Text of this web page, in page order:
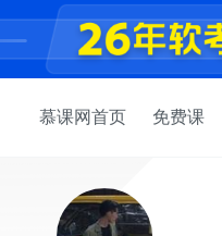
慕课网首页 免费课